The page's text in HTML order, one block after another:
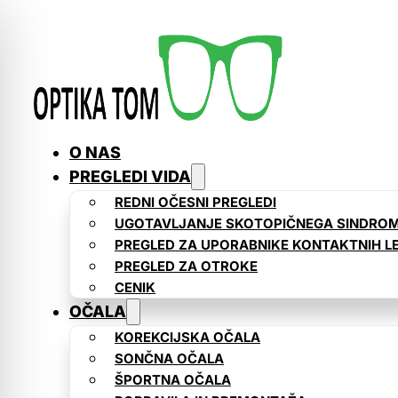
O NAS
PREGLEDI VIDA
REDNI OČESNI PREGLEDI
UGOTAVLJANJE SKOTOPIČNEGA
PREGLED ZA UPORABNIKE KONTAKTNIH
PREGLED ZA OTROKE
CENIK
OČALA
KOREKCIJSKA OČALA
SONČNA OČALA
ŠPORTNA OČALA